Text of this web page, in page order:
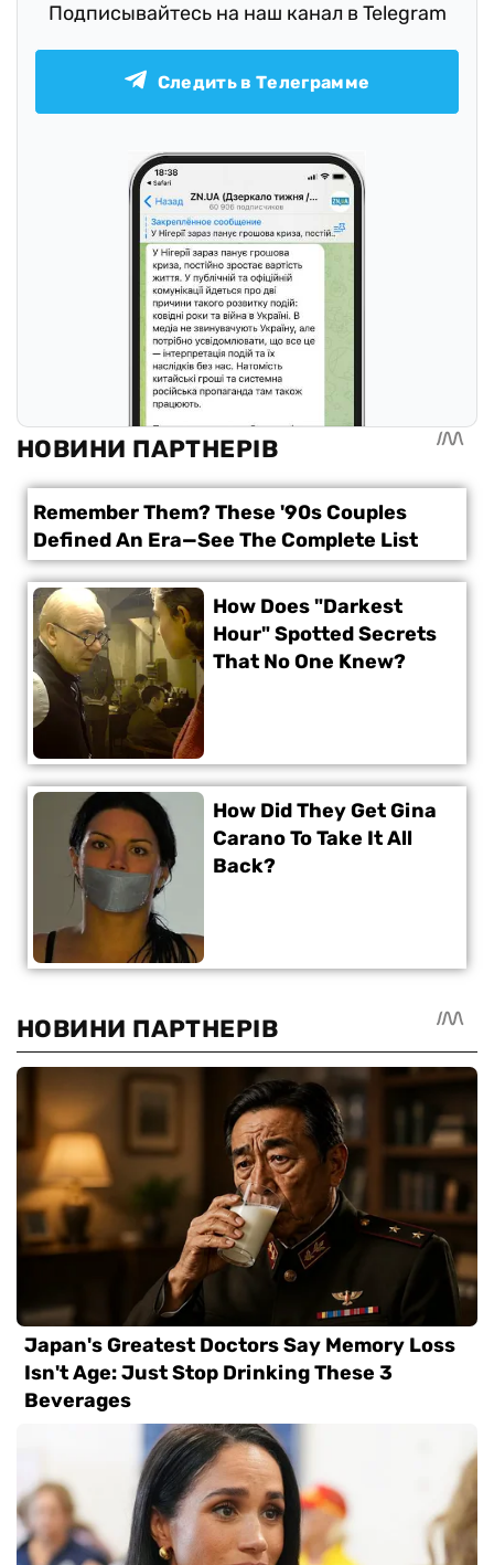
Подписывайтесь на наш канал в Telegram
Следить в Телеграмме